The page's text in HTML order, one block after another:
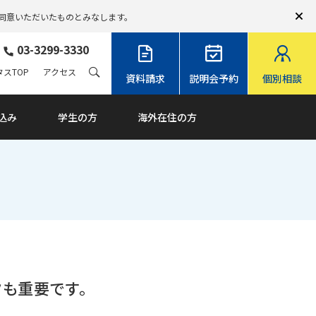
意いただいたものとみなします。
資料請求 説明会予約 個別相談
03-3299-3330
み 学生の方 海外在住の方
スTOP アクセス
重要です。